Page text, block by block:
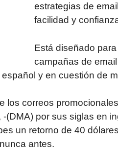
estrategias de
facilidad y
Está diseñado
campañas de
y en cuestión de
los correos
-(DMA) por sus siglas en
un retorno de 40
antes.